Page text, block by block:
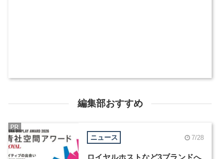
編集部おすすめ
ニュース 7/28
ロイヤルホストなど3ブランドへ
PR